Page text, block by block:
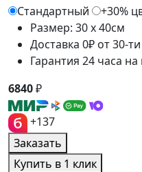
Стандартный
+30%
Размер: 30 x 40см
Доставка 0₽ от 30-
Гарантия 24 часа на
6840₽
+137
Заказать
Купить в 1 клик